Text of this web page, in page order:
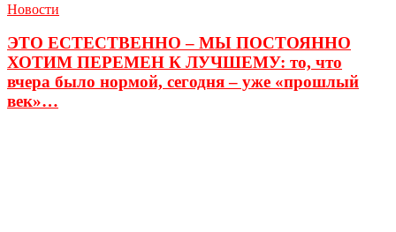
Новости
ЭТО ЕСТЕСТВЕННО – МЫ ПОСТОЯННО
ХОТИМ ПЕРЕМЕН К ЛУЧШЕМУ: то, что
вчера было нормой, сегодня – уже «прошлый
век»…